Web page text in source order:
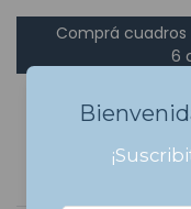
Comprá
6